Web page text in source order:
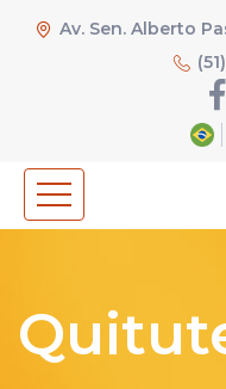
Av. Sen. Alberto